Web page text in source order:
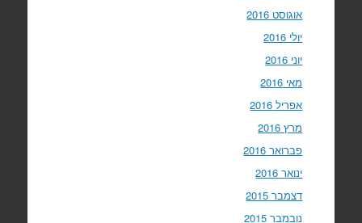
אוגוסט 2016
יולי 2016
יוני 2016
מאי 2016
אפריל 2016
מרץ 2016
פברואר 2016
ינואר 2016
דצמבר 2015
נובמבר 2015